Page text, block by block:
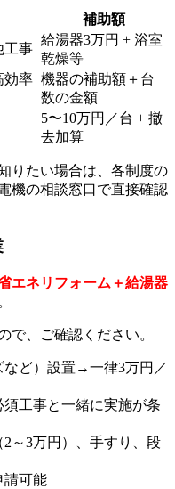
補助額
工事
給湯器3万円 + 浴室
乾燥等
効率 機器の補助額＋台
数の金額
5〜10万円／台 + 撤
去加算
りたい場合は、各制度の
機の相談窓口で直接確認
エネリフォーム＋給湯器
で、ご確認ください。
など）設置→一律3万円／
工事と一緒に実施が条
～3万円）、手すり、段
請可能